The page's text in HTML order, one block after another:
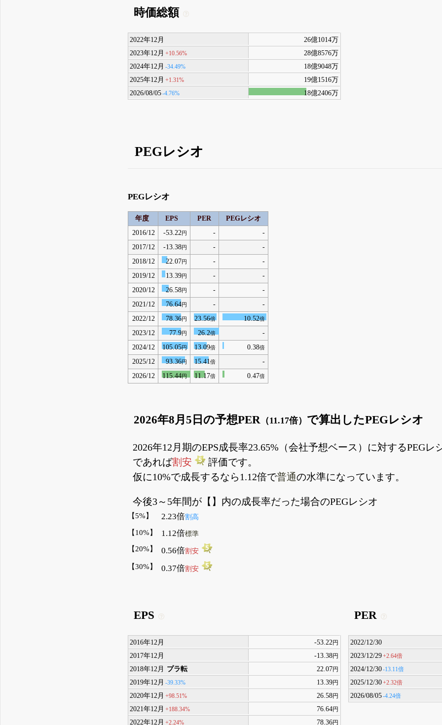
時価総額
2022年12月
26億1014万
2023年12月 +10.56%
28億8576万
2024年12月 -34.49%
18億9048万
2025年12月 +1.31%
19億1516万
2026/08/05-4.76% 18億2406万
PEGレシオ
PEGレシオ
年度 EPS PER
PEGレシオ
2016/12
-53.22円 -
-
2017/12
-13.38円 -
-
2018/12
22.07円 -
-
2019/12
13.39円 -
-
2020/12
26.58円 -
-
2021/12
76.64円 -
-
2022/12
78.36円 23.56倍 10.52倍
2023/12 77.9円 26.2倍
-
2024/12
105.05円 13.09倍 0.38倍
2025/12 93.36円 15.41 倍
-
2026/12
115.44円 11.17倍 0.47倍
2026年8月5日の予想PER（11.17倍） で算出したPEGレシオ
2026年12月期のEPS成長率23.65%（会社予想ベース）に対するPEG
であれば割安
評価です。
仮に10%で成長するなら1.12倍で普通の水準になっています。
今後3～5年間が【】内の成長率だった場合のPEGレシオ
【5%】 2.23倍割高
【10%】 1.12倍標準
【20%】 0.56倍割安
【30%】 0.37倍割安
EPS
2016年12月 -53.22円
2017年12月 -13.38円
2018年12月 プラ転 22.07円
2019年12月 -39.33% 13.39円
2020年12月 +98.51% 26.58円
2021年12月 +188.34% 76.64円
2022年12月 +2.24% 78.36円
PER
2022/12/30
2023/12/29+2.64倍
2024/12/30-13.11倍
2025/12/30+2.32倍
2026/08/05-4.24倍